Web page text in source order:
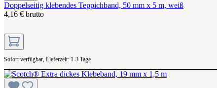
Doppelseitig klebendes Teppichband, 50 mm x 5 m, weiß
4,16 € brutto
Sofort verfügbar, Lieferzeit: 1-3 Tage